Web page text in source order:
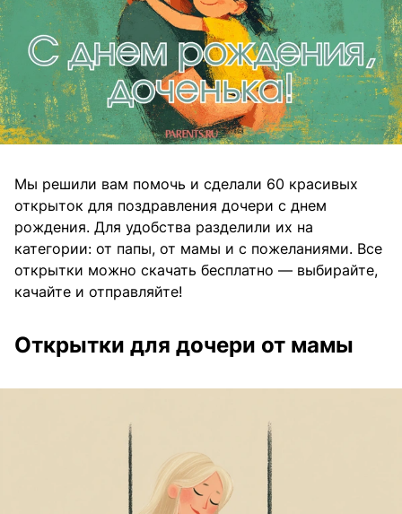
Мы решили вам помочь и сделали 60 красивых
открыток для поздравления дочери с днем
рождения. Для удобства разделили их на
категории: от папы, от мамы и с пожеланиями. Все
открытки можно скачать бесплатно — выбирайте,
качайте и отправляйте!
Открытки для дочери от мамы